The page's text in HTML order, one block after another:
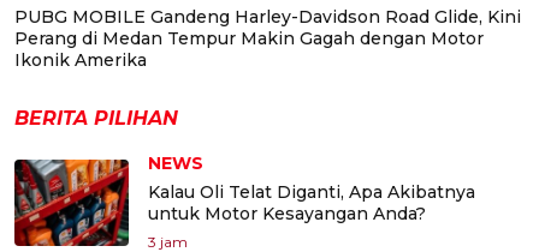
PUBG MOBILE Gandeng Harley-Davidson Road Glide, Kini
Perang di Medan Tempur Makin Gagah dengan Motor
Ikonik Amerika
BERITA PILIHAN
NEWS
Kalau Oli Telat Diganti, Apa Akibatnya
untuk Motor Kesayangan Anda?
3 jam